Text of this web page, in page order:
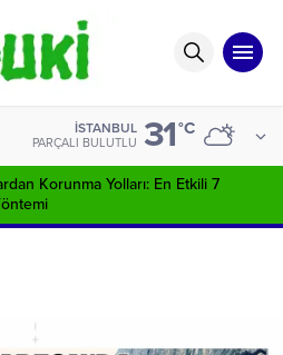
İSTANBUL
PARÇALI BULUTLU 31°C
Korunma Yolları: En Etkili 7